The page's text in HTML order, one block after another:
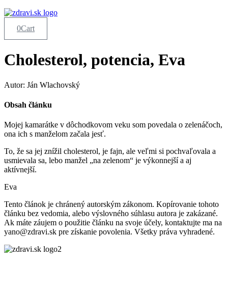
0Cart
Cholesterol, potencia, Eva
Autor: Ján Wlachovský
Obsah článku
Mojej kamarátke v dôchodkovom veku som povedala o zelenáčoch,
ona ich s manželom začala jesť.
To, že sa jej znížil cholesterol, je fajn, ale veľmi si pochvaľovala a
usmievala sa, lebo manžel „na zelenom“ je výkonnejší a aj
aktívnejší.
Eva
Tento článok je chránený autorským zákonom. Kopírovanie tohoto
článku bez vedomia, alebo výslovného súhlasu autora je zakázané.
Ak máte záujem o použitie článku na svoje účely, kontaktujte ma na
yano@zdravi.sk pre získanie povolenia. Všetky práva vyhradené.